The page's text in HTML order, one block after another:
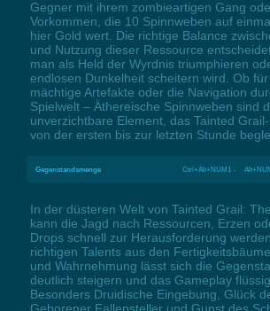
Gegner mit ihrem zombieartigen Gang
Vorkommen, die 10 Spinnweben auf
hier Gold wert. Die richtige Balance
und Nutzung dieser Ressource
man als Held der Wyrdnis triumphieren
endlosen Dunkelheit scheitern wird. Ob
mächtige Artefakte oder die Navigation
Spielwelt – Äthereische Spinnweben sind
unverzichtbare Element, das Tainted
von der ersten bis zur letzten Stunde
Gegenstandsmenge Ctrl+Alt+NUM1 -
In der düsteren Welt von Tainted Grail:
kann die Jagd nach Ressourcen, Erzen
Drops schnell zur Herausforderung
richtigen Talents aus den
und Wahrnehmung lässt sich die
deutlich steigern und das Gameplay
Besonders Druidische Eingebung, Glück